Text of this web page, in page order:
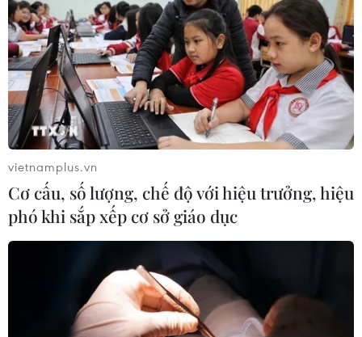
vietnamplus.vn
Cơ cấu, số lượng, chế độ với hiệu trưởng, hiệu
phó khi sắp xếp cơ sở giáo dục